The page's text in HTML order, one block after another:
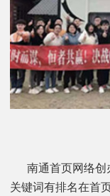
南通首页网络创
关键词有排名在首